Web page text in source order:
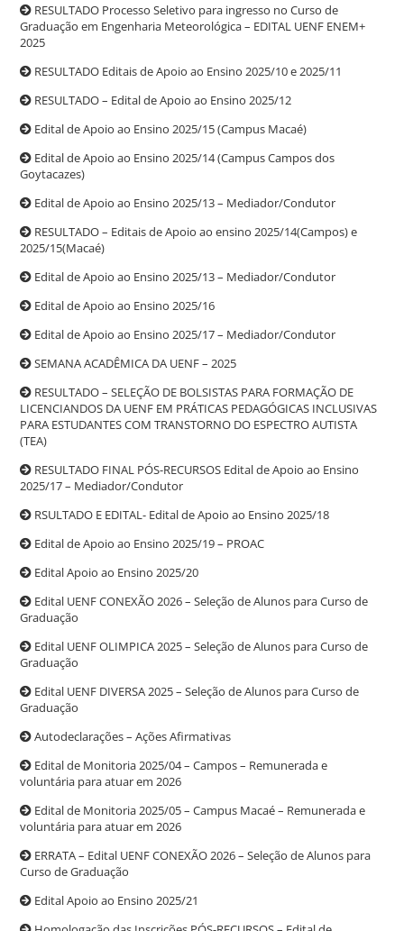
RESULTADO Processo Seletivo para ingresso no Curso de
Graduação em Engenharia Meteorológica – EDITAL UENF ENEM+
2025
RESULTADO Editais de Apoio ao Ensino 2025/10 e 2025/11
RESULTADO – Edital de Apoio ao Ensino 2025/12
Edital de Apoio ao Ensino 2025/15 (Campus Macaé)
Edital de Apoio ao Ensino 2025/14 (Campus Campos dos
Goytacazes)
Edital de Apoio ao Ensino 2025/13 – Mediador/Condutor
RESULTADO – Editais de Apoio ao ensino 2025/14(Campos) e
2025/15(Macaé)
Edital de Apoio ao Ensino 2025/13 – Mediador/Condutor
Edital de Apoio ao Ensino 2025/16
Edital de Apoio ao Ensino 2025/17 – Mediador/Condutor
SEMANA ACADÊMICA DA UENF – 2025
RESULTADO – SELEÇÃO DE BOLSISTAS PARA FORMAÇÃO DE
LICENCIANDOS DA UENF EM PRÁTICAS PEDAGÓGICAS INCLUSIVAS
PARA ESTUDANTES COM TRANSTORNO DO ESPECTRO AUTISTA
(TEA)
RESULTADO FINAL PÓS-RECURSOS Edital de Apoio ao Ensino
2025/17 – Mediador/Condutor
RSULTADO E EDITAL- Edital de Apoio ao Ensino 2025/18
Edital de Apoio ao Ensino 2025/19 – PROAC
Edital Apoio ao Ensino 2025/20
Edital UENF CONEXÃO 2026 – Seleção de Alunos para Curso de
Graduação
Edital UENF OLIMPICA 2025 – Seleção de Alunos para Curso de
Graduação
Edital UENF DIVERSA 2025 – Seleção de Alunos para Curso de
Graduação
Autodeclarações – Ações Afirmativas
Edital de Monitoria 2025/04 – Campos – Remunerada e
voluntária para atuar em 2026
Edital de Monitoria 2025/05 – Campus Macaé – Remunerada e
voluntária para atuar em 2026
ERRATA – Edital UENF CONEXÃO 2026 – Seleção de Alunos para
Curso de Graduação
Edital Apoio ao Ensino 2025/21